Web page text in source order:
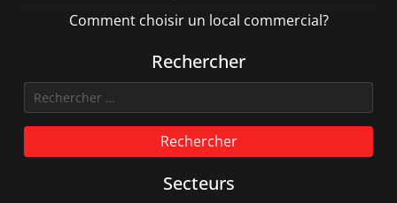
Comment choisir un local commercial?
Rechercher
Rechercher
Secteurs